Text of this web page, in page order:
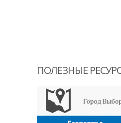
ПОЛЕЗНЫЕ